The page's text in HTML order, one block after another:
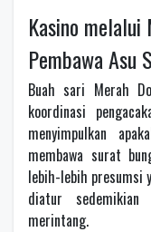
Kasino melalui
Pembawa Asu
Buah sari Merah
koordinasi
menyimpulkan
membawa surat
lebih-lebih presumsi
diatur sedemikian
merintang.